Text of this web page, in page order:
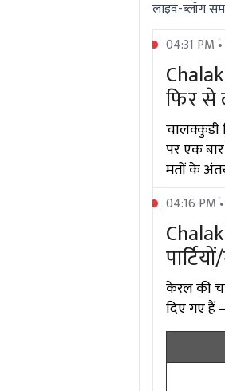
लाइव-ब्लॉग
04:31 PM
फिर से
चालक्कुडी
पर एक
मतों के
04:16 PM
केरल की
दिए गए हैं